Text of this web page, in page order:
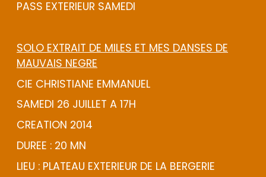
PASS EXTERIEUR SAMEDI
SOLO EXTRAIT DE MILES ET MES DANSES DE
MAUVAIS NEGRE
CIE CHRISTIANE EMMANUEL
SAMEDI 26 JUILLET A 17H
CREATION 2014
DUREE : 20 MN
LIEU : PLATEAU EXTERIEUR DE LA BERGERIE